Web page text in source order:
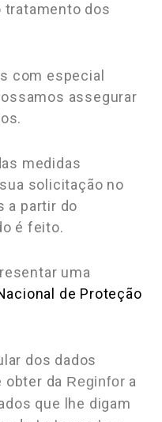
tratamento dos
com especial
assegurar
medidas
solicitação no
a partir do
é feito.
uma
de Proteção
dos dados
obter da Reginfor a
que lhe digam